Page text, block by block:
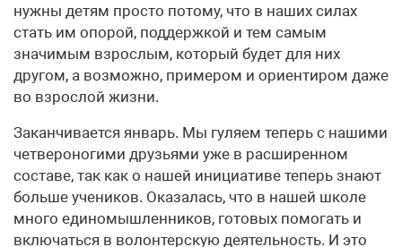
нужны детям просто потому, что в наших силах
стать им опорой, поддержкой и тем самым
значимым взрослым, который будет для них
другом, а возможно, примером и ориентиром даже
во взрослой жизни.
Заканчивается январь. Мы гуляем теперь с нашими
четвероногими друзьями уже в расширенном
составе, так как о нашей инициативе теперь знают
больше учеников. Оказалась, что в нашей школе
много единомышленников, готовых помогать и
включаться в волонтерскую деятельность. И это